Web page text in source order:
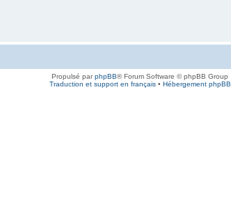
Propulsé parphpBB® Forum Software © phpBB Group
Traduction et support en français• Hébergement phpBB